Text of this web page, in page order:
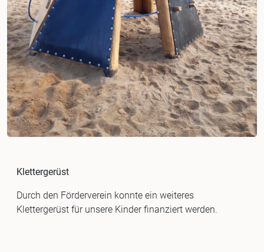
Klettergerüst
Durch den Förderverein konnte ein weiteres
Klettergerüst für unsere Kinder finanziert werden.